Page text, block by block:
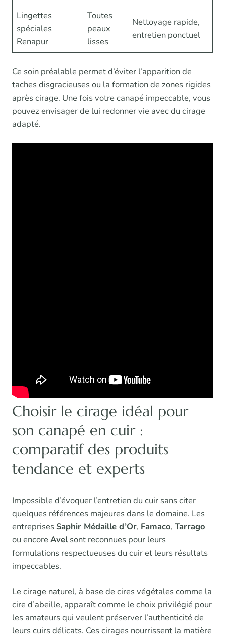
Lingettes
spéciales
Renapur
Toutes
peaux
lisses
Nettoyage rapide,
entretien ponctuel
Ce soin préalable permet d’éviter l’apparition de
taches disgracieuses ou la formation de zones rigides
après cirage. Une fois votre canapé impeccable, vous
pouvez envisager de lui redonner vie avec du cirage
adapté.
Choisir le cirage idéal pour
son canapé en cuir :
comparatif des produits
tendance et experts
Impossible d’évoquer l’entretien du cuir sans citer
quelques références majeures dans le domaine. Les
entreprises Saphir Médaille d’Or, Famaco, Tarrago
ou encore Avelsont reconnues pour leurs
formulations respectueuses du cuir et leurs résultats
impeccables.
Le cirage naturel, à base de cires végétales comme la
cire d’abeille, apparaît comme le choix privilégié pour
les amateurs qui veulent préserver l’authenticité de
leurs cuirs délicats. Ces cirages nourrissent la matière